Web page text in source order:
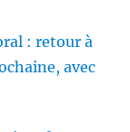
: retour à
avec